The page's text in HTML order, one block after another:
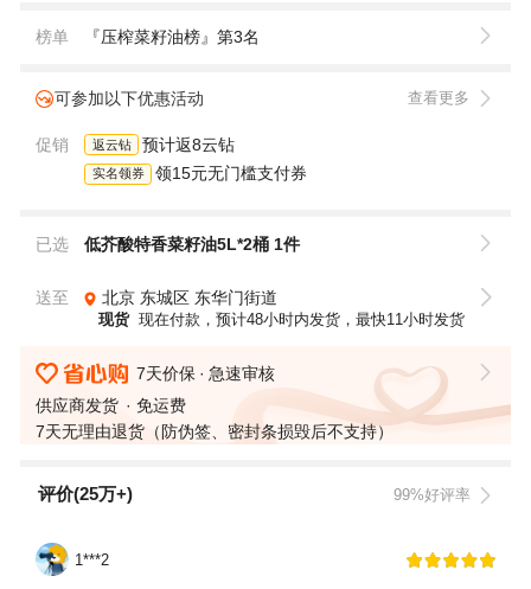
榜单 『压榨菜籽油榜』第3名
可参加以下优惠活动 查看更多
促销 返云钻 预计返8云钻
实名领券 领15元无门槛支付券
已选 低芥酸特香菜籽油5L*2桶 1件
送至 北京 东城区 东华门街道
现货 现在付款，预计48小时内发货，最快11小时发货
7天价保
急速审核
供应商发货
免运费
7天无理由退货（防伪签、密封条损毁后不支持）
评价(25万+) 99%好评率
1***2